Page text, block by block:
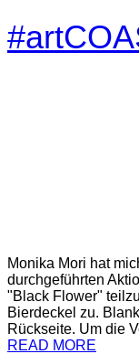
Monika Mori hat
durchgeführten
"Black Flower"
Bierdeckel zu.
Rückseite. Um die
READ MORE